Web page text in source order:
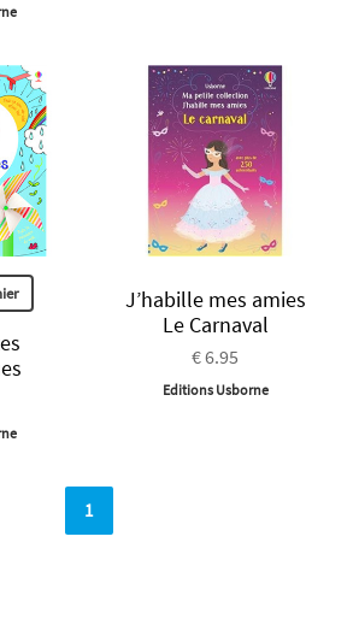
J’habille mes amies
Le Carnaval
€ 6.95
Editions Usborne
1